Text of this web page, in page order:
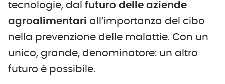
tecnologie, dal futuro delle aziende
agroalimentari all’importanza del cibo
nella prevenzione delle malattie. Con un
unico, grande, denominatore: un altro
futuro è possibile.